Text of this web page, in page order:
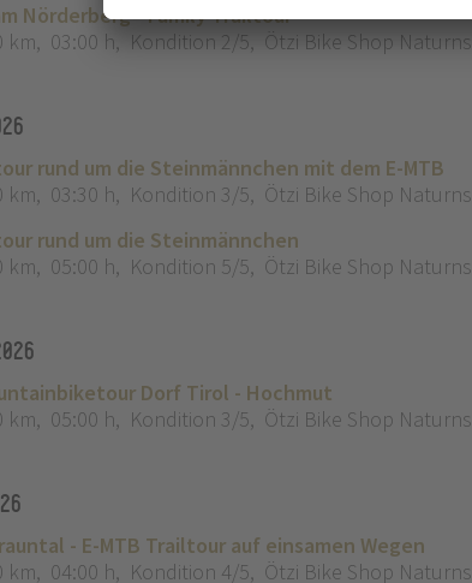
Nörderberg - Family Trailtour
km, 03:00 h, Kondition 2/5, Ötzi Bike Shop Naturns
rund um die Steinmännchen mit dem E-MTB
km, 03:30 h, Kondition 3/5, Ötzi Bike Shop Naturns
rund um die Steinmännchen
km, 05:00 h, Kondition 5/5, Ötzi Bike Shop Naturns
Dorf Tirol - Hochmut
km, 05:00 h, Kondition 3/5, Ötzi Bike Shop Naturns
- E-MTB Trailtour auf einsamen Wegen
km, 04:00 h, Kondition 4/5, Ötzi Bike Shop Naturns